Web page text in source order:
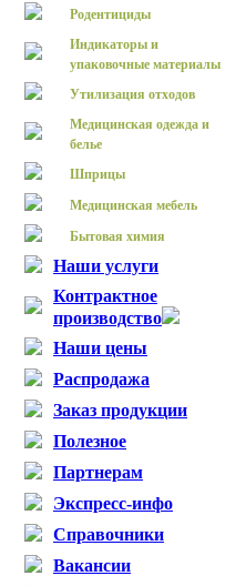
Родентициды
Индикаторы и
упаковочные материалы
Утилизация отходов
Медицинская одежда и
белье
Шприцы
Медицинская мебель
Бытовая химия
Наши услуги
Контрактное
производство
Наши цены
Распродажа
Заказ продукции
Полезное
Партнерам
Экспресс-инфо
Справочники
Вакансии